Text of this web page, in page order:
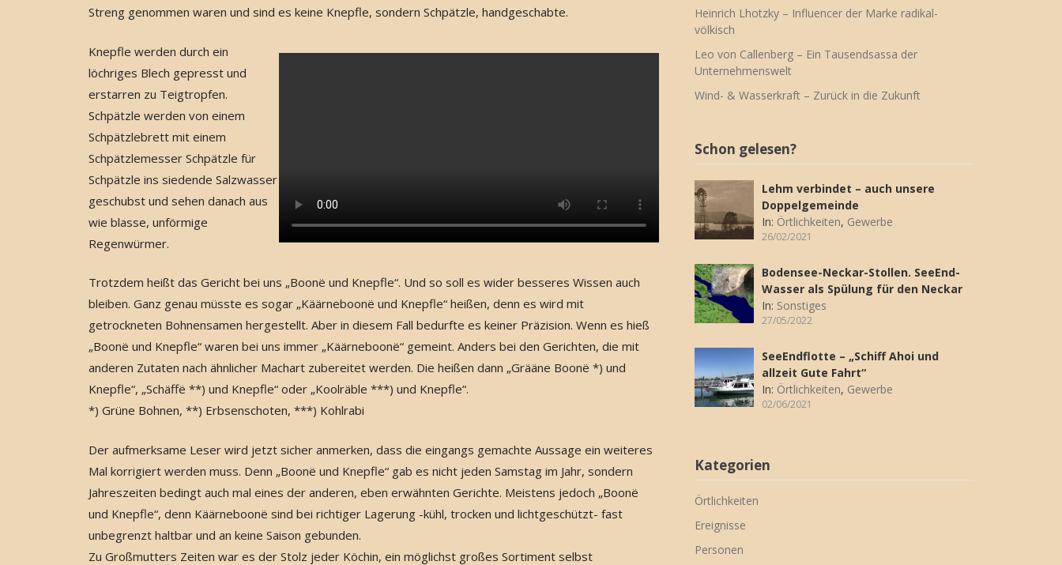
Streng genommen waren und sind es keine Knepfle, sondern Schpätzle, handgeschabte.
Knepfle werden durch ein
löchriges Blech gepresst und
erstarren zu Teigtropfen.
Schpätzle werden von einem
Schpätzlebrett mit einem
Schpätzlemesser Schpätzle für
Schpätzle ins siedende Salzwasser
geschubst und sehen danach aus
wie blasse, unförmige
Regenwürmer.
Trotzdem heißt das Gericht bei uns „Boonë und Knepfle“. Und so soll es wider besseres Wissen auch
bleiben. Ganz genau müsste es sogar „Käärneboonë und Knepfle“ heißen, denn es wird mit
getrockneten Bohnensamen hergestellt. Aber in diesem Fall bedurfte es keiner Präzision. Wenn es hieß
„Boonë und Knepfle“ waren bei uns immer „Käärneboonë“ gemeint. Anders bei den Gerichten, die mit
anderen Zutaten nach ähnlicher Machart zubereitet werden. Die heißen dann „Grääne Boonë *) und
Knepfle“, „Schäffë **) und Knepfle“ oder „Koolräble ***) und Knepfle“.
*) Grüne Bohnen, **) Erbsenschoten, ***) Kohlrabi
Der aufmerksame Leser wird jetzt sicher anmerken, dass die eingangs gemachte Aussage ein weiteres
Mal korrigiert werden muss. Denn „Boonë und Knepfle“ gab es nicht jeden Samstag im Jahr, sondern
Jahreszeiten bedingt auch mal eines der anderen, eben erwähnten Gerichte. Meistens jedoch „Boonë
und Knepfle“, denn Käärneboonë sind bei richtiger Lagerung -kühl, trocken und lichtgeschützt- fast
unbegrenzt haltbar und an keine Saison gebunden.
Zu Großmutters Zeiten war es der Stolz jeder Köchin, ein möglichst großes Sortiment selbst
Heinrich Lhotzky – Influencer der Marke radikal-
völkisch
Leo von Callenberg – Ein Tausendsassa der
Unternehmenswelt
Wind- & Wasserkraft – Zurück in die Zukunft
Schon gelesen?
Lehm verbindet – auch unsere
Doppelgemeinde
In: Örtlichkeiten, Gewerbe
26/02/2021
Bodensee-Neckar-Stollen. SeeEnd-
Wasser als Spülung für den Neckar
In: Sonstiges
27/05/2022
SeeEndflotte – „Schiff Ahoi und
allzeit Gute Fahrt“
In: Örtlichkeiten, Gewerbe
02/06/2021
Kategorien
Örtlichkeiten
Ereignisse
Personen